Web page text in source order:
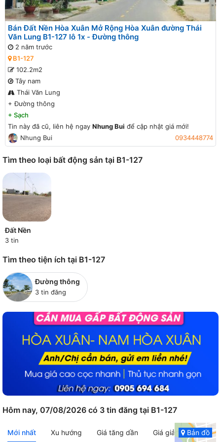
Bán Đất Nền Hòa Xuân Mở Rộng Hòa Xuân đường Thái
Văn Lung B1-127 lô 1x - Đường thông
2 năm trước
B1-127
102.2m2
Tây nam
Thái Văn Lung
+Đường thông
+ Sạch
Tin này đã cũ, liên hệ ngay Nhung Bui để cập nhật giá mới!
Nhung Bui
0934448774
Tìm theo loại bất động sản tại B1-127
Đất Nền
3 tin
Tìm theo tiện ích tại B1-127
Đường thông
3 tin đăng
Hôm nay, 07/08/2026 có 3 tin đăng tại B1-127
Mới nhất Xu hướng Giá tăng dần Giá giảm dầnBản đồ